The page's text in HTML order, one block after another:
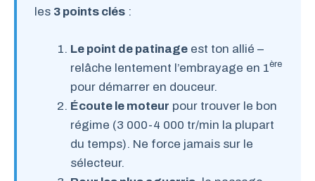
les 3 points clés :
Le point de patinage est ton allié –
relâche lentement l’embrayage en 1ère
pour démarrer en douceur.
Écoute le moteur pour trouver le bon
régime (3 000-4 000 tr/min la plupart
du temps). Ne force jamais sur le
sélecteur.